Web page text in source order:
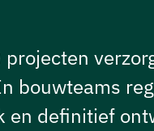
bouwteams
definitief